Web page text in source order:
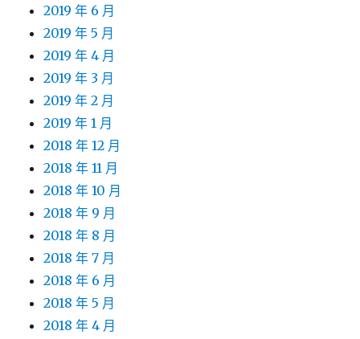
2019 年 6 月
2019 年 5 月
2019 年 4 月
2019 年 3 月
2019 年 2 月
2019 年 1 月
2018 年 12 月
2018 年 11 月
2018 年 10 月
2018 年 9 月
2018 年 8 月
2018 年 7 月
2018 年 6 月
2018 年 5 月
2018 年 4 月